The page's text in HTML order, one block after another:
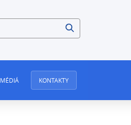
MÉDIÁ KONTAKTY